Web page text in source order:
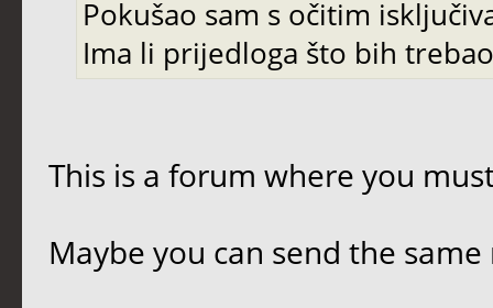
Pokušao sam s očitim
Ima li prijedloga što bih
This is a forum where you
Maybe you can send the